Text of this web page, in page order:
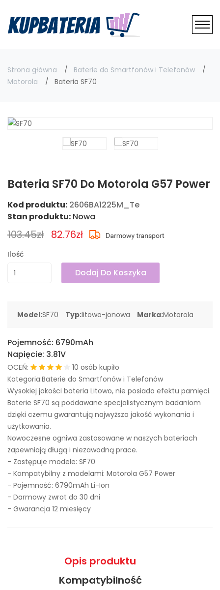
Strona główna
Baterie do Smartfonów i Telefonów
Motorola
Bateria SF70
Bateria SF70 Do Motorola G57 Power
Kod produktu: 2606BA1225M_Te
Stan produktu: Nowa
103.45zł 82.76zł
Ilość
Dodaj Do Koszyka
Model:SF70 Typ:litowo-jonowa Marka:Motorola
Pojemność: 6790mAh
Napięcie: 3.81V
OCEŃ:
10 osób kupiło
Kategoria:Baterie do Smartfonów i Telefonów
Wysokiej jakości bateria Litowo, nie posiada efektu pamięci.
Baterie SF70 są poddawane specjalistycznym badaniom
dzięki czemu gwarantują najwyższa jakość wykonania i
użytkowania.
Nowoczesne ogniwa zastosowane w naszych bateriach
zapewniają długą i niezawodną prace.
- Zastępuje modele: SF70
- Kompatybilny z modelami: Motorola G57 Power
- Pojemność: 6790mAh Li-Ion
- Darmowy zwrot do 30 dni
- Gwarancja 12 miesięcy
Opis produktu
Kompatybilność